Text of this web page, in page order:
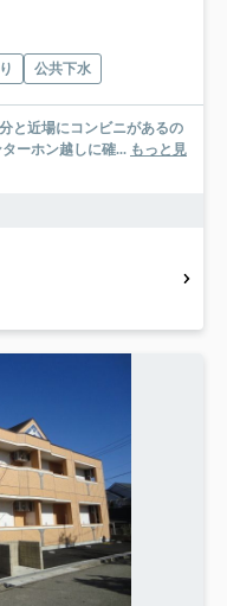
公共下水
と近場にコンビニがあるの
ーホン越しに確... もっと見